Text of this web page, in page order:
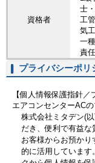
資格者
士
工
気
一
責
プライバシーポリ